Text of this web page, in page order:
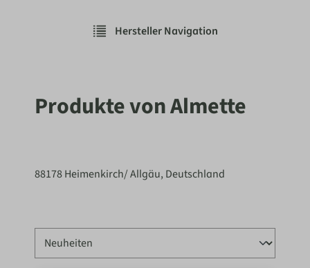
Hersteller Navigation
Produkte von Almette
88178 Heimenkirch/ Allgäu, Deutschland